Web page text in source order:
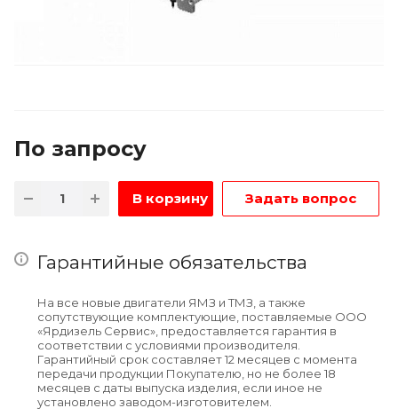
По запросу
В корзину Задать вопрос
Гарантийные обязательства
На все новые двигатели ЯМЗ и ТМЗ, а также
сопутствующие комплектующие, поставляемые ООО
«Ярдизель Сервис», предоставляется гарантия в
соответствии с условиями производителя.
Гарантийный срок составляет 12 месяцев с момента
передачи продукции Покупателю, но не более 18
месяцев с даты выпуска изделия, если иное не
установлено заводом-изготовителем.